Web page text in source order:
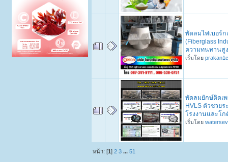
พัดลมไฟเบอร์
(Fiberglass
ความทนทานสูง
เริ่มโดย prakan1c
พัดลมยักษ์ติดเ
HVLS ตัวช่วย
โรงงานและโ
เริ่มโดย
หน้า: [1]2 3 ...51